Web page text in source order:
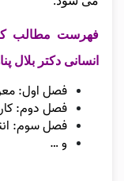
فهرست مطالب
انسانی دکتر بلال
فصل اول:
فصل دوم:
فصل سوم:
و …